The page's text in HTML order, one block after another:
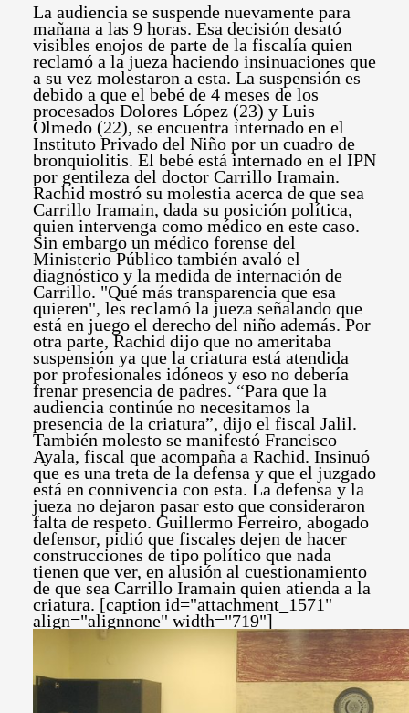
La audiencia se suspende nuevamente para
mañana a las 9 horas. Esa decisión desató
visibles enojos de parte de la fiscalía quien
reclamó a la jueza haciendo insinuaciones que
a su vez molestaron a esta. La suspensión es
debido a que el bebé de 4 meses de los
procesados Dolores López (23) y Luis
Olmedo (22), se encuentra internado en el
Instituto Privado del Niño por un cuadro de
bronquiolitis. El bebé está internado en el IPN
por gentileza del doctor Carrillo Iramain.
Rachid mostró su molestia acerca de que sea
Carrillo Iramain, dada su posición política,
quien intervenga como médico en este caso.
Sin embargo un médico forense del
Ministerio Público también avaló el
diagnóstico y la medida de internación de
Carrillo. "Qué más transparencia que esa
quieren", les reclamó la jueza señalando que
está en juego el derecho del niño además. Por
otra parte, Rachid dijo que no ameritaba
suspensión ya que la criatura está atendida
por profesionales idóneos y eso no debería
frenar presencia de padres. “Para que la
audiencia continúe no necesitamos la
presencia de la criatura”, dijo el fiscal Jalil.
También molesto se manifestó Francisco
Ayala, fiscal que acompaña a Rachid. Insinuó
que es una treta de la defensa y que el juzgado
está en connivencia con esta. La defensa y la
jueza no dejaron pasar esto que consideraron
falta de respeto. Guillermo Ferreiro, abogado
defensor, pidió que fiscales dejen de hacer
construcciones de tipo político que nada
tienen que ver, en alusión al cuestionamiento
de que sea Carrillo Iramain quien atienda a la
criatura. [caption id="attachment_1571"
align="alignnone" width="719"]